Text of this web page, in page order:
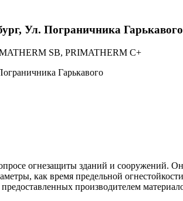
Ул. Пограничника Гарькавого
SB, PRIMATHERM С+
огнезащиты зданий и сооружений.
как время предельной
производителем